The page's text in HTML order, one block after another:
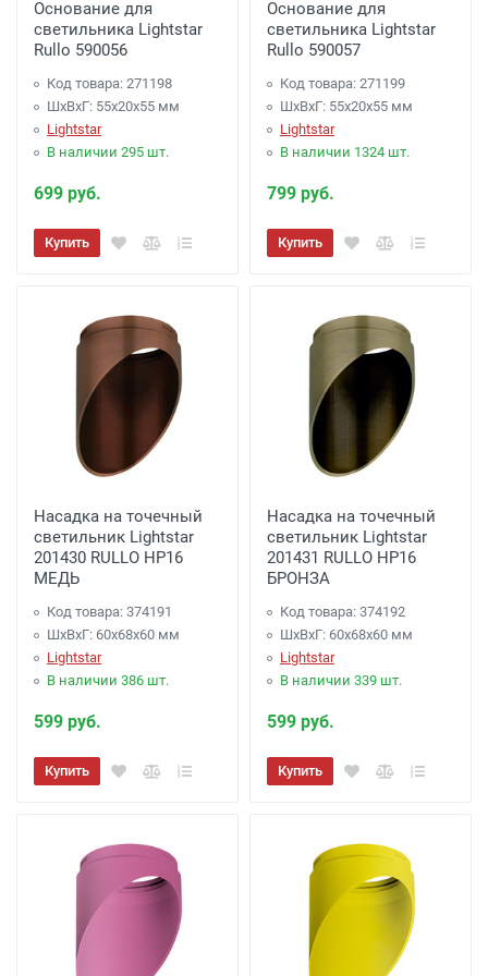
Доставка по г. Калуге, заказ более 3000
рублей.- Бесплатно
Доставка г. Калуга (самовывоз из офиса)
заказ менее 3000 рублей. -100 рублей
Акция: Доставка до: Малоярославец,
заказе более 3000 рублей), до подъезда;
Акция: Доставка до: Наро-Фоминск,
Апрелевка, п.Селятино, п.Московский -
Бесплатно
(при заказе более 7000 рублей),
до подъезда;
менее 7000 рублей. -
300 рублей
Компании- (для Регионов)Подробнее
Основание для
светильника Lightstar
Rullo 590056
Код товара: 271198
ШхВхГ: 55x20x55 мм
Lightstar
В наличии 295 шт.
699 руб.
Купить
Основание для
светильника Lightstar
Rullo 590057
Код товара: 271199
ШхВхГ: 55x20x55 мм
Lightstar
В наличии 1324 шт.
799 руб.
Купить
Насадка на точечный
светильник Lightstar
201430 RULLO HP16
МЕДЬ
Код товара: 374191
ШхВхГ: 60x68x60 мм
Lightstar
В наличии 386 шт.
599 руб.
Купить
Насадка на точечный
светильник Lightstar
201431 RULLO HP16
БРОНЗА
Код товара: 374192
ШхВхГ: 60x68x60 мм
Lightstar
В наличии 339 шт.
599 руб.
Купить